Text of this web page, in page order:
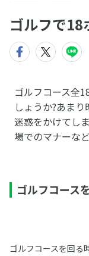
ゴルフで18
ゴルフコース全
しょうか?あま
迷惑をかけてし
場でのマナーな
ゴルフコース
ゴルフコースを回る